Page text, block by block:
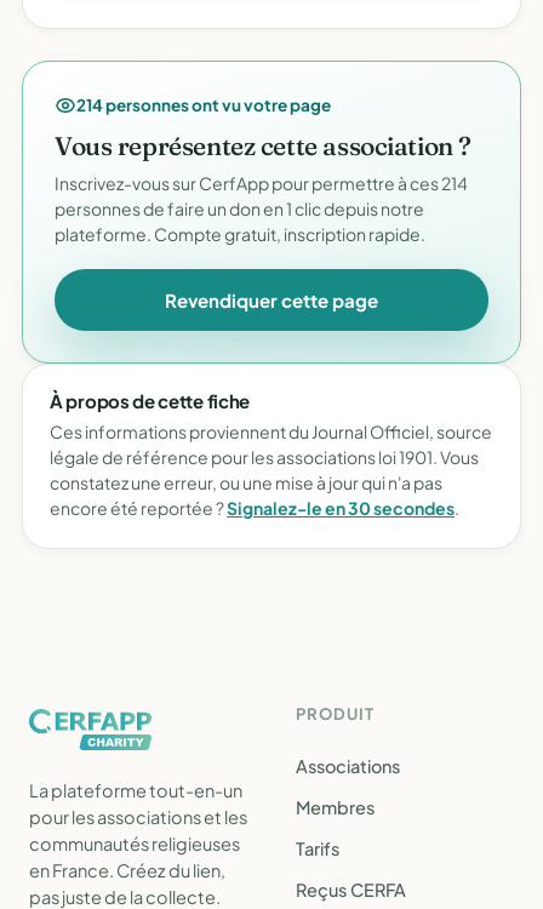
214 personnes ont vu votre page
Vous représentez cette association ?
Inscrivez-vous sur CerfApp pour permettre à ces 214
personnes de faire un don en 1 clic depuis notre
plateforme. Compte gratuit, inscription rapide.
Revendiquer cette page
À propos de cette fiche
Ces informations proviennent du Journal Officiel, source
légale de référence pour les associations loi 1901. Vous
constatez une erreur, ou une mise à jour qui n'a pas
encore été reportée ?Signalez-le en 30 secondes.
La plateforme tout-en-un
pour les associations et les
communautés religieuses
en France. Créez du lien,
pas juste de la collecte.
PRODUIT
Associations
Membres
Tarifs
Reçus CERFA